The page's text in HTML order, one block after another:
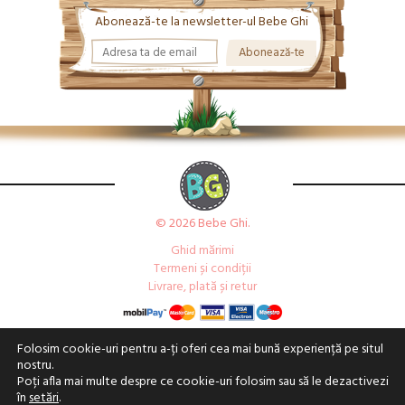
Abonează-te la newsletter-ul Bebe Ghi
© 2026 Bebe Ghi.
Ghid mărimi
Termeni și condiții
Livrare, plată și retur
Folosim cookie-uri pentru a-ți oferi cea mai bună experiență pe situl
nostru.
Poți afla mai multe despre ce cookie-uri folosim sau să le dezactivezi
însetări.